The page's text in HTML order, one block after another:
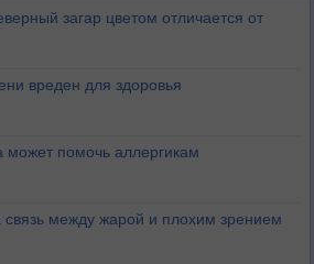
загар цветом отличается от
вреден для здоровья
может помочь аллергикам
между жарой и плохим зрением